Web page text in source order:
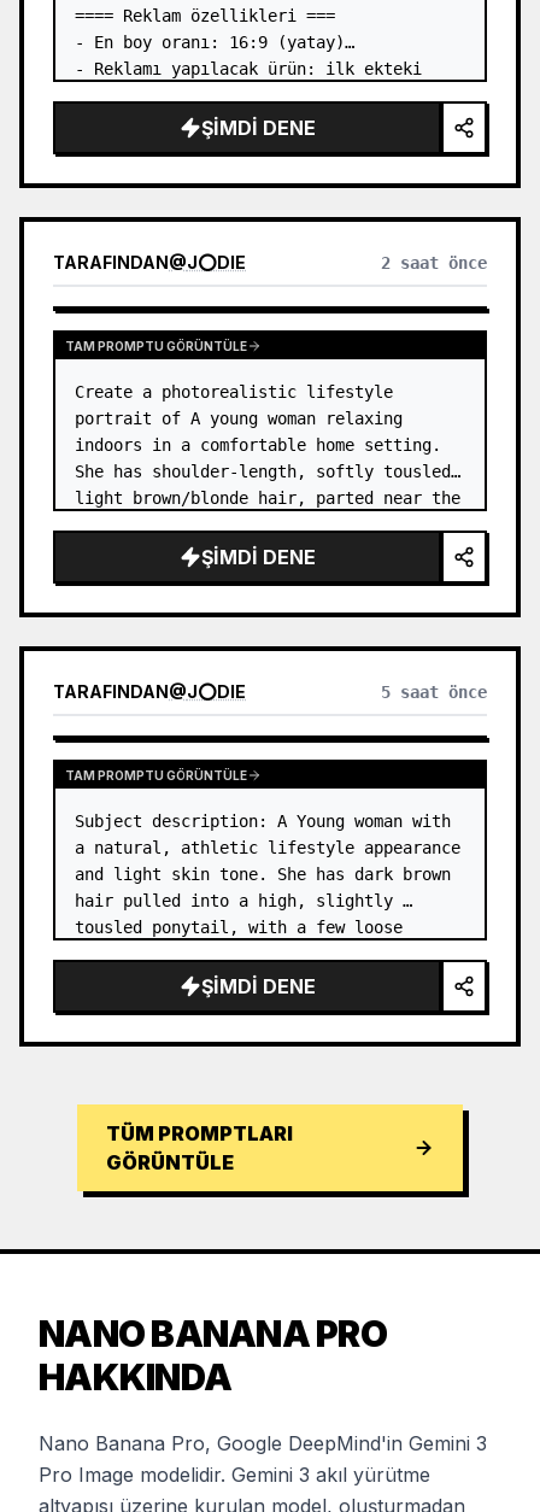
==== Reklam özellikleri ===
- En boy oranı: 16:9 (yatay)
- Reklamı yapılacak ürün: ilk ekteki
- Ana dikkat çekici öğe: ilk ekteki
görseldeki kitabı üç boyutlu bir şekilde
- Tarz:…
ŞIMDI DENE
TARAFINDAN@J⭕DIE 2 saat önce
TAM PROMPTU GÖRÜNTÜLE
Create a photorealistic lifestyle
portrait of A young woman relaxing
indoors in a comfortable home setting.
She has shoulder-length, softly tousled
light brown/blonde hair, parted near the
framing her face. …ŞIMDI DENE
TARAFINDAN@J⭕DIE 5 saat önce
TAM PROMPTU GÖRÜNTÜLE
Subject description: A Young woman with
a natural, athletic lifestyle appearance
and light skin tone. She has dark brown
hair pulled into a high, slightly
tousled ponytail, with a few loose
ŞIMDI DENE
TÜM PROMPTLARI
GÖRÜNTÜLE
NANO BANANA PRO
HAKKINDA
Nano Banana Pro, Google DeepMind'in Gemini 3
Pro Image modelidir. Gemini 3 akıl yürütme
altyapısı üzerine kurulan model, oluşturmadan